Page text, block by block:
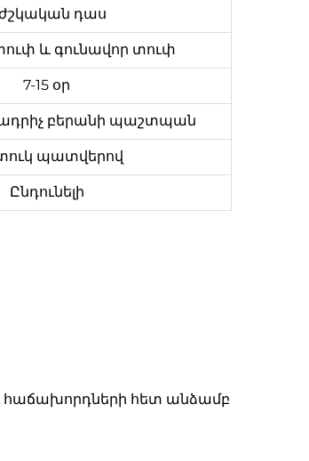
դաս
և գունավոր տուփ
7-15 օր
բերանի պաշտպան
պատվերով
Ընդունելի
հաճախորդների հետ անձամբ